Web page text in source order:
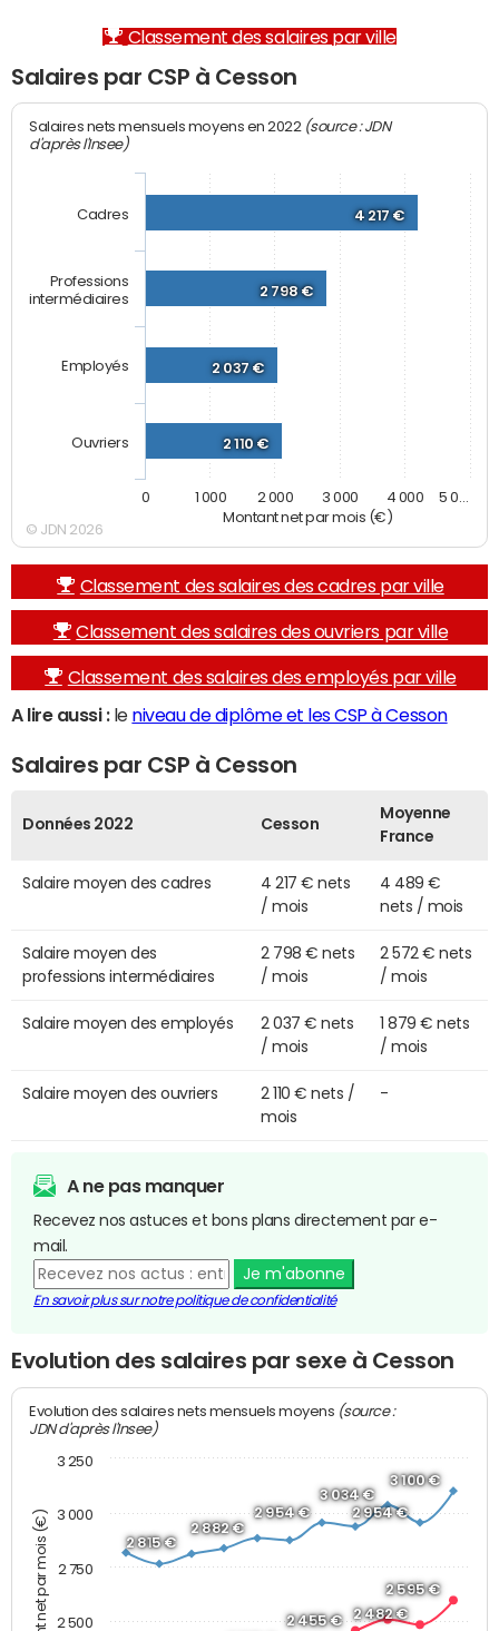
Classement des salaires par ville
Salaires par CSP à Cesson
Montant net par mois (€)
Salaires nets mensuels moyens en 2022 (source : JDN
d'après l'Insee)
4 217 €
2 798 €
2 037 €
2 110 €
Cadres
Professions
intermédiaires
Employés
Ouvriers
0 1 000 2 000 3 000 4 000 5 0…
© JDN 2026
Classement des salaires des cadres par ville
Classement des salaires des ouvriers par ville
Classement des salaires des employés par ville
A lire aussi :le niveau de diplôme et les CSP à Cesson
Salaires par CSP à Cesson
Données 2022 Cesson
Moyenne
France
Salaire moyen des cadres
4 217 € nets
/ mois
4 489 €
nets / mois
Salaire moyen des
professions intermédiaires
2 798 € nets
/ mois
2 572 € nets
/ mois
Salaire moyen des employés
2 037 € nets
/ mois
1 879 € nets
/ mois
Salaire moyen des ouvriers
2 110 € nets /
mois
-
A ne pas manquer
Recevez nos astuces et bons plans directement par e-
mail.
Je m'abonne
En savoir plus sur notre politique de confidentialité
Evolution des salaires par sexe à Cesson
Montant net par mois (€)
Evolution des salaires nets mensuels moyens (source :
JDN d'après l'Insee)
2 455 € 2 482 €
2 595 €
2 815 €
2 882 €
2 954 €
3 034 €
2 954 €
3 100 €
2 500
2 750
3 000
3 250